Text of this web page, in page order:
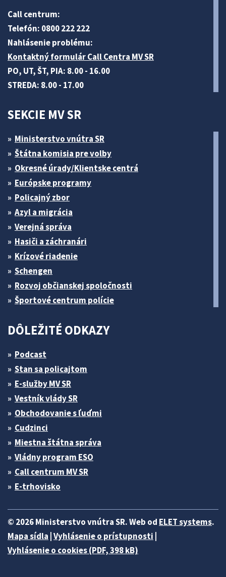
Call centrum:
Telefón: 0800 222 222
Nahlásenie problému:
Kontaktný formulár Call Centra MV SR
PO, UT, ŠT, PIA: 8.00 - 16.00
STREDA: 8.00 - 17.00
SEKCIE MV SR
Ministerstvo vnútra SR
Štátna komisia pre volby
Okresné úrady/Klientske centrá
Európske programy
Policajný zbor
Azyl a migrácia
Verejná správa
Hasiči a záchranári
Krízové riadenie
Schengen
Rozvoj občianskej spoločnosti
Športové centrum polície
DÔLEŽITÉ ODKAZY
Podcast
Stan sa policajtom
E-služby MV SR
Vestník vlády SR
Obchodovanie s ľuďmi
Cudzinci
Miestna štátna správa
Vládny program ESO
Call centrum MV SR
E-trhovisko
© 2026 Ministerstvo vnútra SR. Web od ELET systems.
Mapa sídla Vyhlásenie o prístupnosti
Vyhlásenie o cookies (PDF, 398 kB)